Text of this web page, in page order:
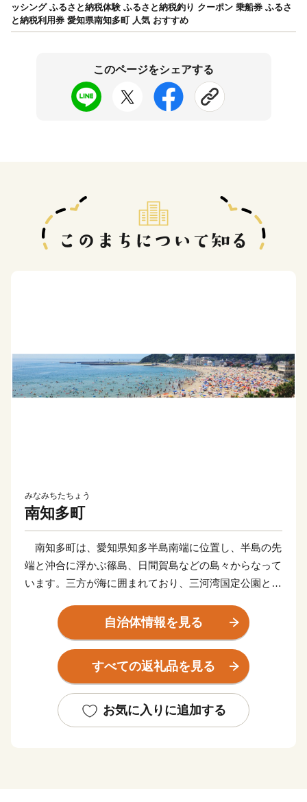
ッシング ふるさと納税体験 ふるさと納税釣り クーポン 乗船券 ふるさ
と納税利用券 愛知県南知多町 人気 おすすめ
このページをシェアする
みなみちたちょう
南知多町
南知多町は、愛知県知多半島南端に位置し、半島の先
端と沖合に浮かぶ篠島、日間賀島などの島々からなって
います。三方が海に囲まれており、三河湾国定公園と南
その地域特性から県下随一の漁獲量を誇る漁港の町と
して知名度が高く、春にはメバル、夏はマアナゴやマダ
コ、秋にはシラス、冬にはトラフグなど四季折々の魚介
類が水揚げされます。
海海水浴場をはじめ、町内には5つの海水浴場があり、
夏には海水浴客が多く訪れる観光の町です。愛知県を始
自治体情報を見る
すべての返礼品を見る
お気に入りに追加する